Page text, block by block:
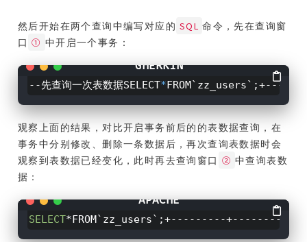
然后开始在两个查询中编写对应的 SQL 命令，先在查询窗
口 ① 中开启一个事务：
--先查询一次表数据SELECT*
观察上面的结果，对比开启事务前后的的表数据查询，在
事务中分别修改、删除一条数据后，再次查询表数据时会
观察到表数据已经变化，此时再去查询窗口 ② 中查询表数
据：
SELECT*FROM`zz_users`;+---------